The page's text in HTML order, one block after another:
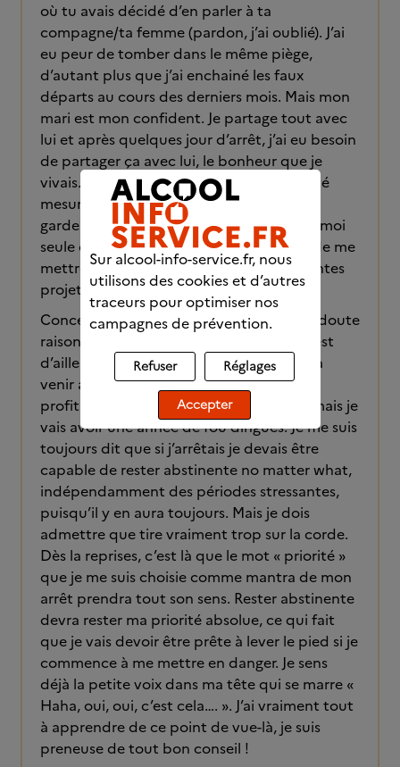
où tu avais décidé d’en parler à ta
compagne/ta femme (pardon, j’ai oublié). J’ai
eu peur de tomber dans le même piège,
d’autant plus que j’ai enchainé les faux
départs au cours des derniers mois. Mais mon
mari est mon confident. Je partage tout avec
lui et après quelques jour d’arrêt, j’ai eu besoin
de partager ça avec lui, le bonheur que je
vivais. J’ai bien aimé sa réaction. Il est resté
mesuré et s’est limité à m’écouter. Mais je
garde bien en tête que c’est pour moi et moi
seule que j’arrête, pas pour lui. Je refuse de me
mettre la pression par rapport à ses attentes
projetées.
Concernant la profession, oui, tu as sans doute
raison, le vrai problème est le stress et c’est
d’ailleurs ce qui m’inquiète pour l’année à
venir après la reprise. J’ai réussi à arrêter
profitant de la période calme au travail mais je
vais avoir une année de fou dingues. Je me suis
toujours dit que si j’arrêtais je devais être
capable de rester abstinente no matter what,
indépendamment des périodes stressantes,
puisqu’il y en aura toujours. Mais je dois
admettre que tire vraiment trop sur la corde.
Dès la reprises, c’est là que le mot « priorité »
que je me suis choisie comme mantra de mon
arrêt prendra tout son sens. Rester abstinente
devra rester ma priorité absolue, ce qui fait
que je vais devoir être prête à lever le pied si je
commence à me mettre en danger. Je sens
déjà la petite voix dans ma tête qui se marre «
Haha, oui, oui, c’est cela…. ». J’ai vraiment tout
à apprendre de ce point de vue-là, je suis
preneuse de tout bon conseil !
Sur alcool-info-service.fr, nous
utilisons des cookies et d’autres
traceurs pour optimiser nos
campagnes de prévention.
Refuser Réglages
Accepter